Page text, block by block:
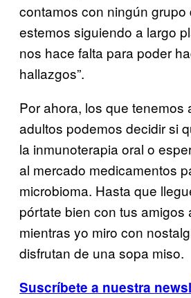
contamos con ningún grupo
estemos siguiendo a largo
nos hace falta para poder
hallazgos”.
Por ahora, los que tenemos
adultos podemos decidir si
la inmunoterapia oral o
al mercado medicamentos
microbioma. Hasta que
pórtate bien con tus amigos
mientras yo miro con
disfrutan de una sopa miso.
Suscríbete a nuestra